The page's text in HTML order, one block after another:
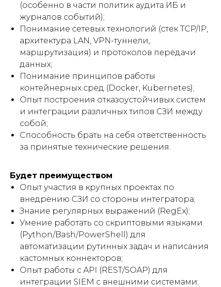
(особенно в части политик аудита ИБ и
журналов событий);
Понимание сетевых технологий (стек TCP/IP,
архитектура LAN, VPN-туннели,
маршрутизация) и протоколов передачи
данных;
Понимание принципов работы
контейнерных сред (Docker, Kubernetes);
Опыт построения отказоустойчивых систем
и интеграции различных типов СЗИ между
собой;
Способность брать на себя ответственность
за принятые технические решения.
Будет преимуществом
Опыт участия в крупных проектах по
внедрению СЗИ со стороны интегратора;
Знание регулярных выражений (RegEx);
Умение работать со скриптовыми языками
(Python/Bash/PowerShell) для
автоматизации рутинных задач и написания
кастомных коннекторов;
Опыт работы с API (REST/SOAP) для
интеграции SIEM с внешними системами;